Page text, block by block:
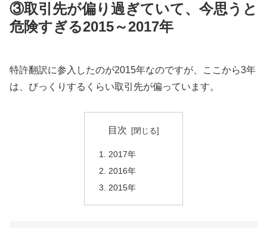
③取引先が偏り過ぎていて、今思うと
危険すぎる2015～2017年
特許翻訳に参入したのが2015年なのですが、ここから3年
は、びっくりするくらい取引先が偏っています。
目次
2017年
2016年
2015年